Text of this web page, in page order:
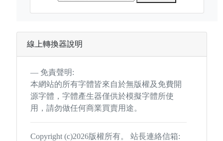
線上轉換器說明
免責聲明:
本網站的所有字體皆來自於無版權及免費開
源字體，字體產生器僅供於模擬字體所使
用，請勿做任何商業買賣用途。
Copyright (c)2026版權所有。 站長連絡信箱: